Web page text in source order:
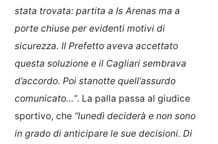
stata trovata: partita a Is Arenas ma a
porte chiuse per evidenti motivi di
sicurezza. Il Prefetto aveva accettato
questa soluzione e il Cagliari sembrava
d’accordo. Poi stanotte quell’assurdo
comunicato…”. La palla passa al giudice
sportivo, che “lunedì deciderà e non sono
in grado di anticipare le sue decisioni. Di